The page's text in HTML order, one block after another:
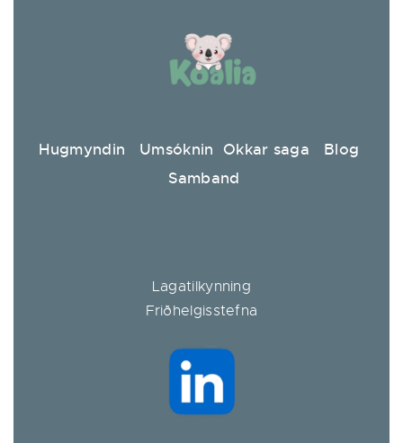
Hugmyndin Umsóknin Okkar saga
Blog
Samband
Lagatilkynning
Friðhelgisstefna